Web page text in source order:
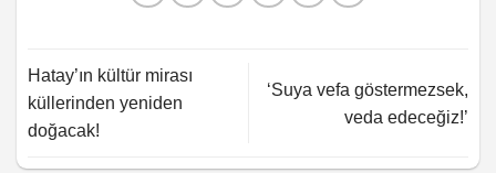
Hatay’ın kültür mirası
küllerinden yeniden
doğacak!
‘Suya vefa göstermezsek,
veda edeceğiz!’